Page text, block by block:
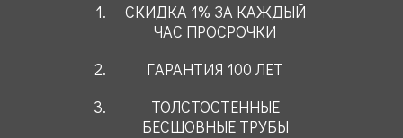
СКИДКА 1% ЗА КАЖДЫЙ
ЧАС ПРОСРОЧКИ
ГАРАНТИЯ 100 ЛЕТ
ТОЛСТОСТЕННЫЕ
БЕСШОВНЫЕ ТРУБЫ